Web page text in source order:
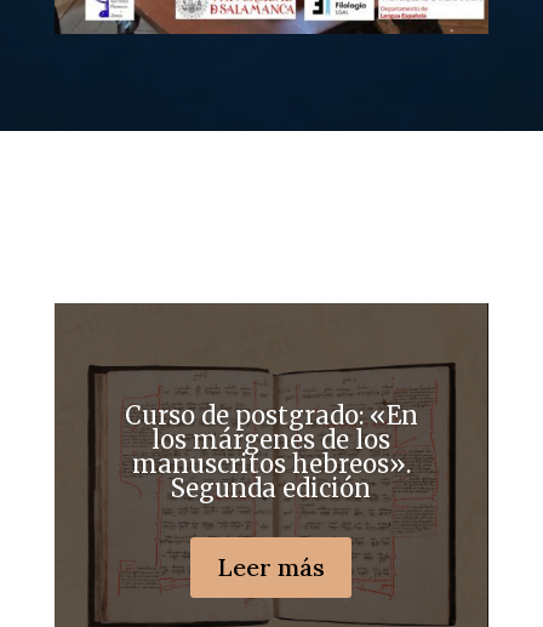
Curso de postgrado: «En
los márgenes de los
manuscritos hebreos».
Segunda edición
Leer más